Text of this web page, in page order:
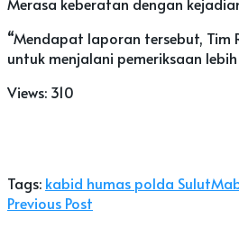
“Mendapat laporan tersebut, Tim
untuk menjalani pemeriksaan
Views: 310
Tags: kabid humas polda Sulut
Previous Post